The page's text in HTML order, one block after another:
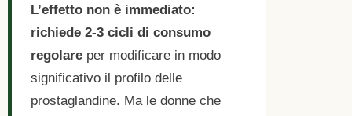
L’effetto non è immediato:
richiede 2-3 cicli di consumo
regolare per modificare in modo
significativo il profilo delle
prostaglandine. Ma le donne che